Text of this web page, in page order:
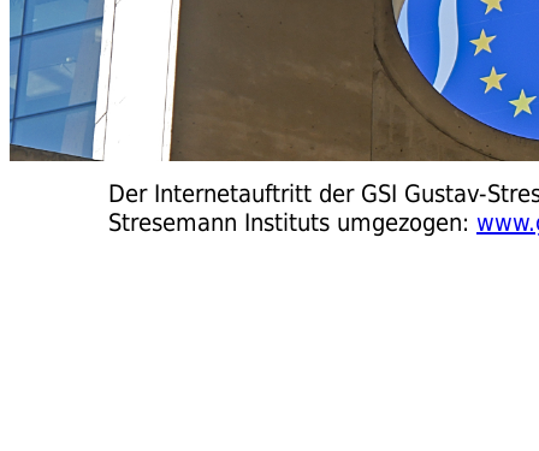
Der Internetauftritt der GSI Gustav-
Stresemann Instituts umgezogen: